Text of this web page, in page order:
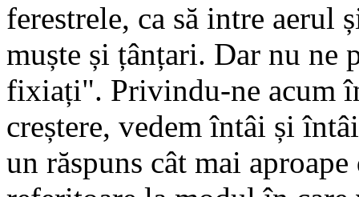
ferestrele, ca să intre ae­rul
muște și țânțari. Dar nu ne
fixiați". Privindu-ne acum
creștere, vedem întâi și
un răspuns cât mai